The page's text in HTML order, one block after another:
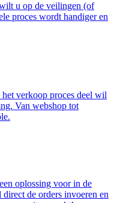
u op de veilingen (of
proces wordt handiger en
verkoop proces deel wil
Van webshop tot
oplossing voor in de
de orders invoeren en